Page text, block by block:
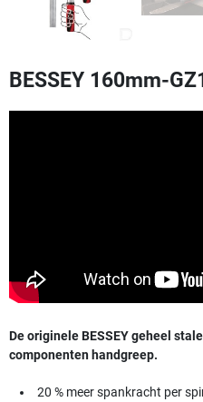
BESSEY 160mm-
De originele BESSEY geheel
componenten handgreep.
20 % meer spankracht per